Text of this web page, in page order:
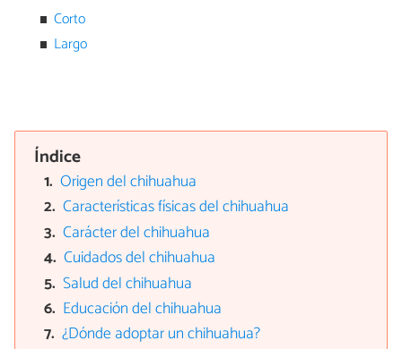
Corto
Largo
Índice
Origen del chihuahua
Características físicas del chihuahua
Carácter del chihuahua
Cuidados del chihuahua
Salud del chihuahua
Educación del chihuahua
¿Dónde adoptar un chihuahua?